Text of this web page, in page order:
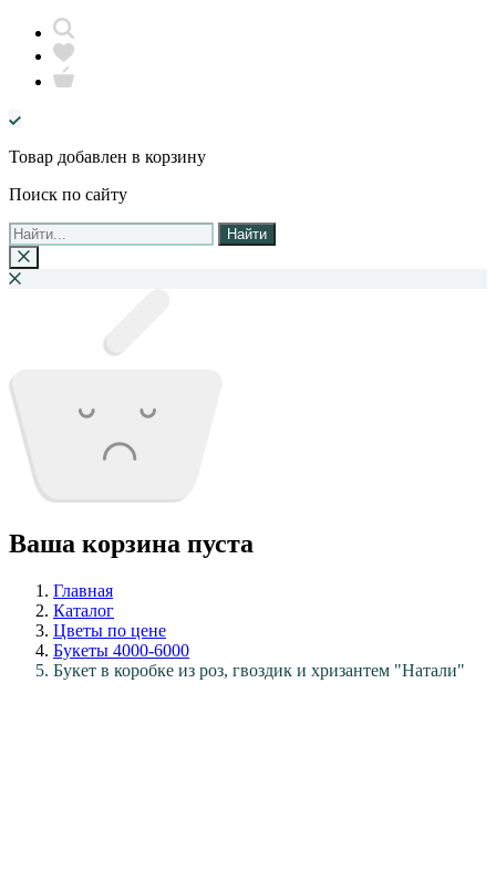
Товар добавлен в корзину
Поиск по сайту
Найти
Ваша корзина пуста
Главная
Каталог
Цветы по цене
Букеты 4000-6000
Букет в коробке из роз, гвоздик и хризантем "Натали"